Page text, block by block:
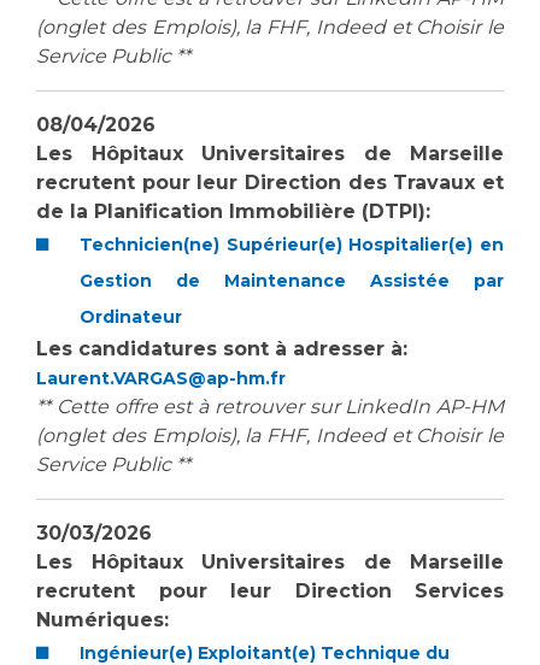
(onglet des Emplois), la FHF, Indeed et Choisir le
Service Public **
08/04/2026
Les Hôpitaux Universitaires de Marseille
recrutent pour leur Direction des Travaux et
de la Planification Immobilière (DTPI):
Technicien(ne) Supérieur(e) Hospitalier(e) en
Gestion de Maintenance Assistée par
Ordinateur
Les candidatures sont à adresser à:
Laurent.VARGAS@ap-hm.fr
** Cette offre est à retrouver sur LinkedIn AP-HM
(onglet des Emplois), la FHF, Indeed et Choisir le
Service Public **
30/03/2026
Les Hôpitaux Universitaires de Marseille
recrutent pour leur Direction Services
Numériques:
Ingénieur(e) Exploitant(e) Technique du